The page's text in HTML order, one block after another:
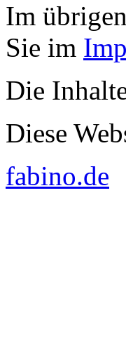
Im
Sie im
Die
Diese
fabino.de